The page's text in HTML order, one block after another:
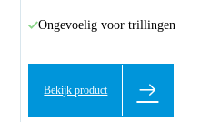
Ongevoelig voor trillingen
Bekijk product